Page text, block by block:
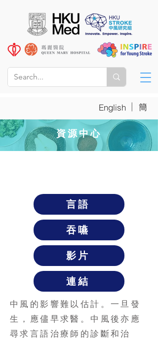
English | 簡
資源中心
言語
吞嚥
影片
連結
中風的影響難以估計。一旦發
生，應儘早求醫。中風後亦應
尋求言語治療師的診斷和治